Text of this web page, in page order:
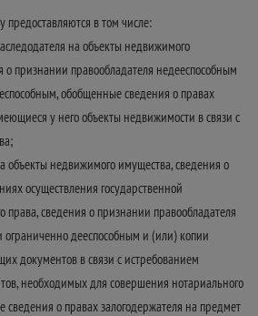
предоставляются в том числе:
на объекты недвижимого
о признании правообладателя недееспособным
обобщенные сведения о правах
у него объекты недвижимости в связи с
объекты недвижимого имущества, сведения о
осуществления государственной
права, сведения о признании правообладателя
ограниченно дееспособным и (или) копии
документов в связи с истребованием
необходимых для совершения нотариального
сведения о правах залогодержателя на предмет